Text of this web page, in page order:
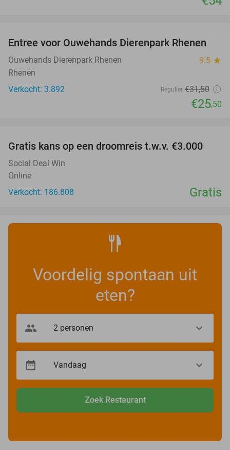
19%
Entree voor Ouwehands Dierenpark Rhenen
Ouwehands Dierenpark Rhenen 9.5 star
Rhenen
Verkocht: 3.892
Regulier €31,50
€25,50
Gratis kans op een droomreis t.w.v. €3.000
Social Deal Win
Online
Verkocht: 186.808
Gratis
Voordelig spontaan uit
eten?
Zoek Restaurant